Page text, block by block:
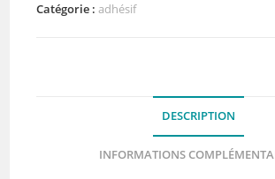
ultra
Catégorie :adhésif
DESCRIPTION
INFORMATIONS